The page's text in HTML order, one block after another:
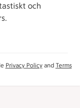
och
Privacy Policyand Terms